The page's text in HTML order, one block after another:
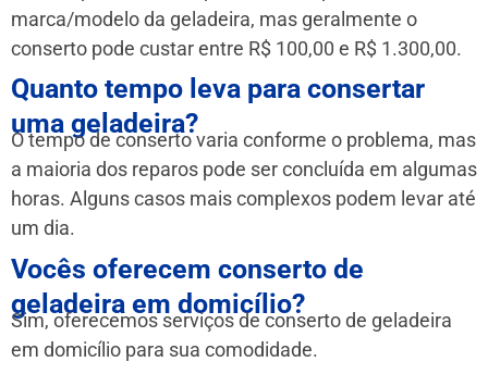
marca/modelo da geladeira, mas geralmente o
conserto pode custar entre R$ 100,00 e R$ 1.300,00.
Quanto tempo leva para consertar
uma geladeira?
O tempo de conserto varia conforme o problema, mas
a maioria dos reparos pode ser concluída em algumas
horas. Alguns casos mais complexos podem levar até
um dia.
Vocês oferecem conserto de
geladeira em domicílio?
Sim, oferecemos serviços de conserto de geladeira
em domicílio para sua comodidade.